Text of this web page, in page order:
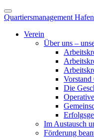
Quartiersmanagement
Verein
Über uns –
Vorstand
Die
Im Austausch
Förderung